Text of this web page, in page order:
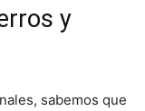
y
sabemos que